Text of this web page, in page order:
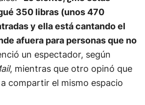
350 libras (unos 470
y ella está cantando el
afuera para personas que no
un espectador, según
, mientras que otro opinó que
compartir el mismo espacio